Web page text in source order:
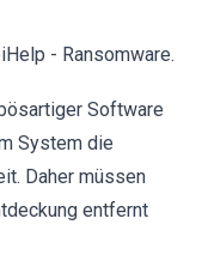
- Ransomware.
Software
System die
Daher müssen
entfernt